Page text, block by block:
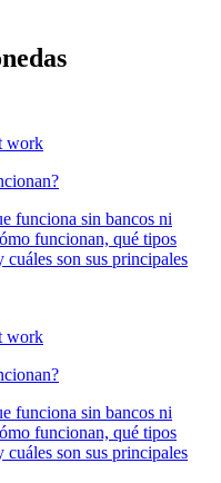
funciona sin bancos ni
funcionan, qué tipos
son sus principales
funciona sin bancos ni
funcionan, qué tipos
son sus principales